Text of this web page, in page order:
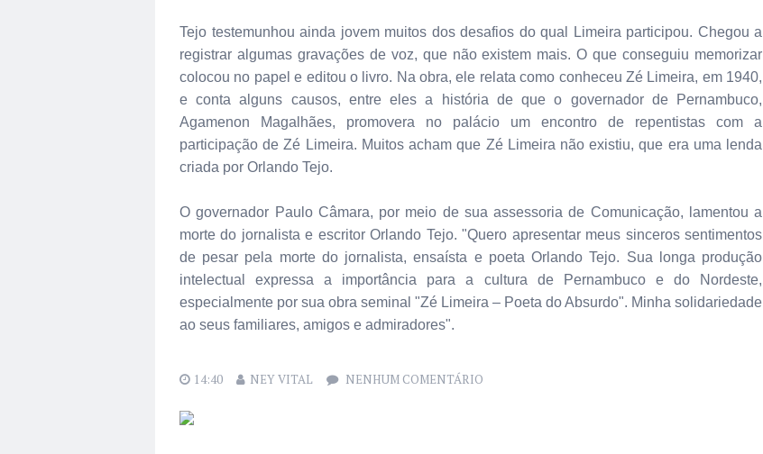
Tejo testemunhou ainda jovem muitos dos desafios do qual Limeira participou. Chegou a
registrar algumas gravações de voz, que não existem mais. O que conseguiu memorizar
colocou no papel e editou o livro. Na obra, ele relata como conheceu Zé Limeira, em 1940,
e conta alguns causos, entre eles a história de que o governador de Pernambuco,
Agamenon Magalhães, promovera no palácio um encontro de repentistas com a
participação de Zé Limeira. Muitos acham que Zé Limeira não existiu, que era uma lenda
criada por Orlando Tejo.
O governador Paulo Câmara, por meio de sua assessoria de Comunicação, lamentou a
morte do jornalista e escritor Orlando Tejo. "Quero apresentar meus sinceros sentimentos
de pesar pela morte do jornalista, ensaísta e poeta Orlando Tejo. Sua longa produção
intelectual expressa a importância para a cultura de Pernambuco e do Nordeste,
especialmente por sua obra seminal "Zé Limeira – Poeta do Absurdo". Minha solidariedade
ao seus familiares, amigos e admiradores".
14:40 NEY VITAL NENHUM COMENTÁRIO